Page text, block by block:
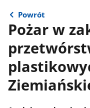
Powrót
Pożar w